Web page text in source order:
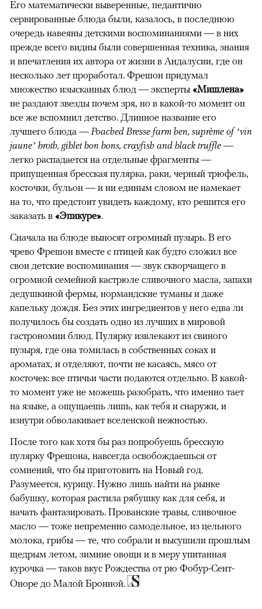
Его математически выверенные, педантично
сервированные блюда были, казалось, в последнюю
очередь навеяны детскими воспоминаниями — в них
прежде всего видны были совершенная техника, знания
и впечатления их автора от жизни в Андалусии, где он
несколько лет проработал. Фрешон придумал
множество изысканных блюд — эксперты «Мишлена»
не раздают звезды почем зря, но в какой-то момент он
все же вспомнил детство. Длинное название его
лучшего блюда — Poached Bresse farm hen, suprème of ‘vin
jaune’ broth, giblet bon bons, crayfish and black truffle —
легко распадается на отдельные фрагменты —
припущенная бресская пулярка, раки, черный трюфель,
косточки, бульон — и ни единым словом не намекает
на то, что предстоит увидеть каждому, кто решится его
заказать в «Эпикуре».
Сначала на блюде выносят огромный пузырь. В его
чрево Фрешон вместе с птицей как будто сложил все
свои детские воспоминания — звук скворчащего в
огромной семейной кастрюле сливочного масла, запахи
дедушкиной фермы, нормандские туманы и даже
капельку дождя. Без этих ингредиентов у него едва ли
получилось бы создать одно из лучших в мировой
гастрономии блюд. Пулярку извлекают из свиного
пузыря, где она томилась в собственных соках и
ароматах, и отделяют, почти не касаясь, мясо от
косточек: все птичьи части подаются отдельно. В какой-
то момент уже не можешь разобрать, что именно тает
на языке, а ощущаешь лишь, как тебя и снаружи, и
изнутри обволакивает вселенской нежностью.
После того как хотя бы раз попробуешь бресскую
пулярку Фрешона, навсегда освобождаешься от
сомнений, что бы приготовить на Новый год.
Разумеется, курицу. Нужно лишь найти на рынке
бабушку, которая растила рябушку как для себя, и
начать фантазировать. Прованские травы, сливочное
масло — тоже непременно самодельное, из цельного
молока, грибы — те, что собрали и высушили прошлым
щедрым летом, зимние овощи и в меру упитанная
курочка — таков вкус Рождества от рю Фобур-Сент-
Оноре до Малой Бронной.